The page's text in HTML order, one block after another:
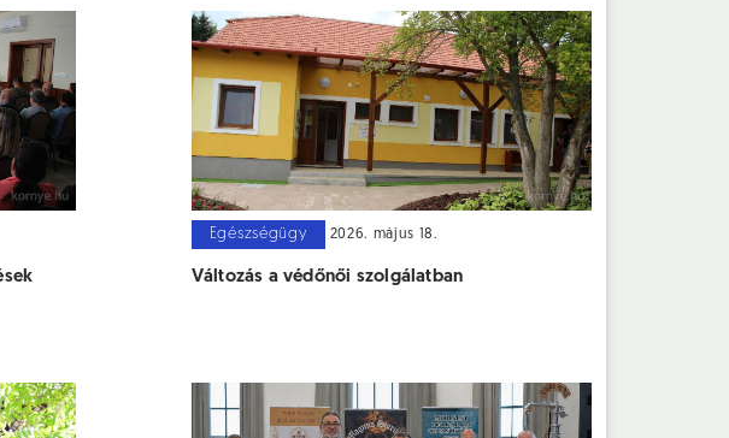
Egészségügy 2026. május 18.
Változás a védőnői szolgálatban